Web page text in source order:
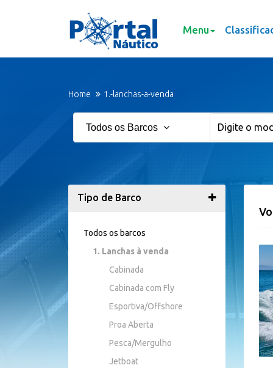
Menu
Home 1.-lanchas-a-venda
Todos os Barcos
Tipo de Barco
Todos os barcos
1. Lanchas à venda
Cabinada
Cabinada com Fly
Esportiva/Offshore
Proa Aberta
Pesca/Mergulho
Jetboat